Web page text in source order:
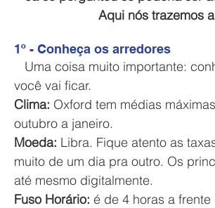
Aqui nós trazemos
1º - Conheça os arredores
você vai ficar.
Clima: Oxford tem médias
outubro a janeiro.
Moeda: Libra. Fique atento as
muito de um dia pra outro. Os
até mesmo digitalmente.
Fuso Horário: é de 4 horas a